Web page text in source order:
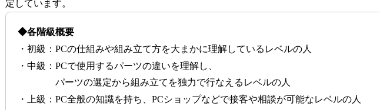
定しています。
◆各階級概要
・初級：PCの仕組みや組み立て方を大まかに理解しているレベルの人
・中級：PCで使用するパーツの違いを理解し、
パーツの選定から組み立てを独力で行なえるレベルの人
・上級：PC全般の知識を持ち、PCショップなどで接客や相談が可能なレベルの人